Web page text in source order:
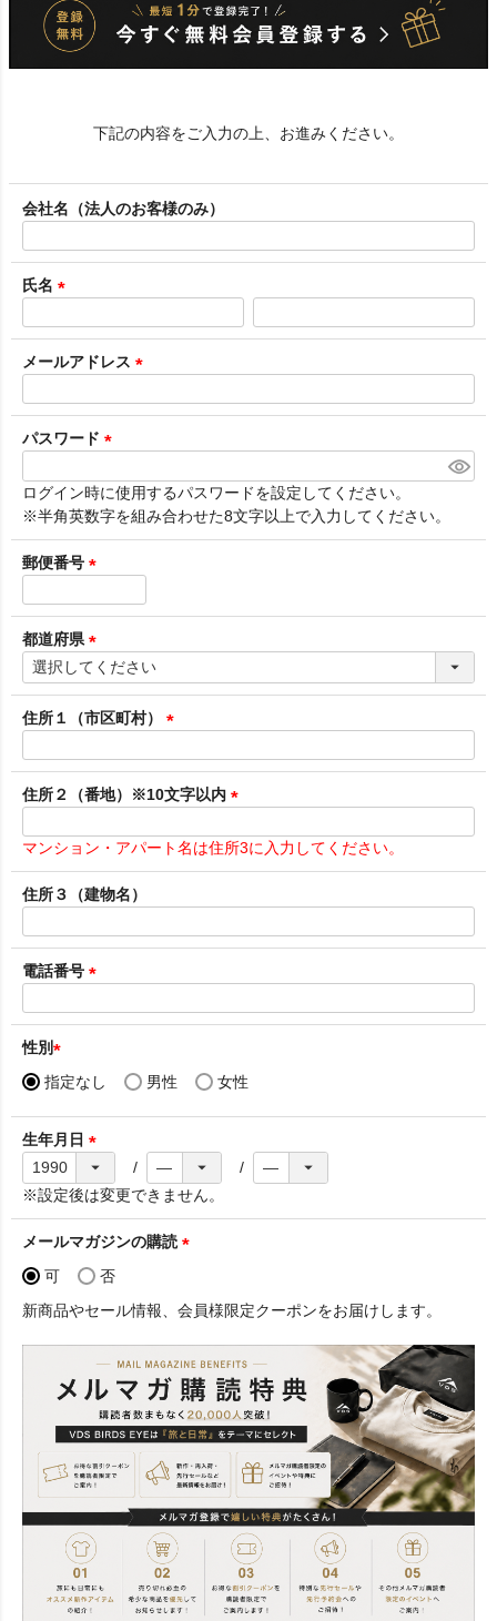
下記の内容をご入力の上、お進みください。
会社名（法人のお客様のみ）
氏名
必
須
メールアドレス
必
パスワード
必
須
)
ログイン時に使用するパスワードを設定してください。
※半角英数字を組み合わせた8文字以上で入力してください。
郵便番号
必
須
)
都道府県
(
必
須
住所１（市区町村）
必
須
住所２（番地）※10文字以内
必
須
マンション・アパート名は住所3に入力してください。
住所３（建物名）
電話番号
必
性別
(
須
)
指定なし 男性 女性
生年月日
(
必
須
)
※設定後は変更できません。
メールマガジンの購読
須
可
否
新商品やセール情報、会員様限定クーポンをお届けします。